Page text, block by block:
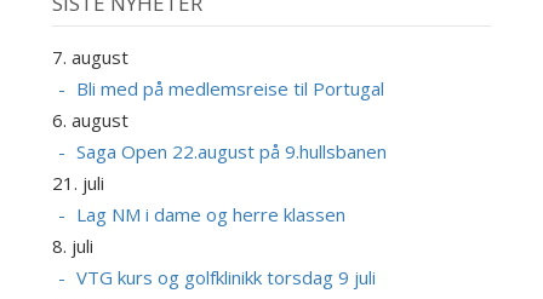
7. august
Bli med på medlemsreise til Portugal
6. august
Saga Open 22.august på 9.hullsbanen
21. juli
Lag NM i dame og herre klassen
8. juli
VTG kurs og golfklinikk torsdag 9 juli